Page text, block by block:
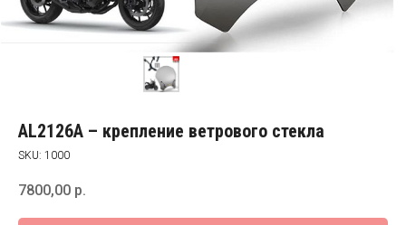
AL2126A – крепление ветрового стекла
SKU: 1000
7800,00 р.